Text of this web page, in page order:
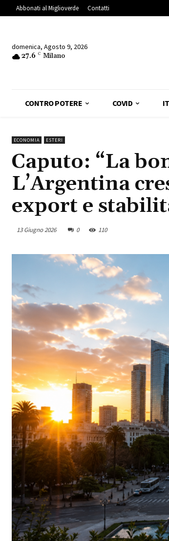
Abbonati al Miglioverde Contatti
domenica, Agosto 9, 2026
27.6 C Milano
CONTRO POTERE COVID
ECONOMIA ESTERI
Caputo: “La
L’Argentina
export e
13 Giugno 2026 0 110